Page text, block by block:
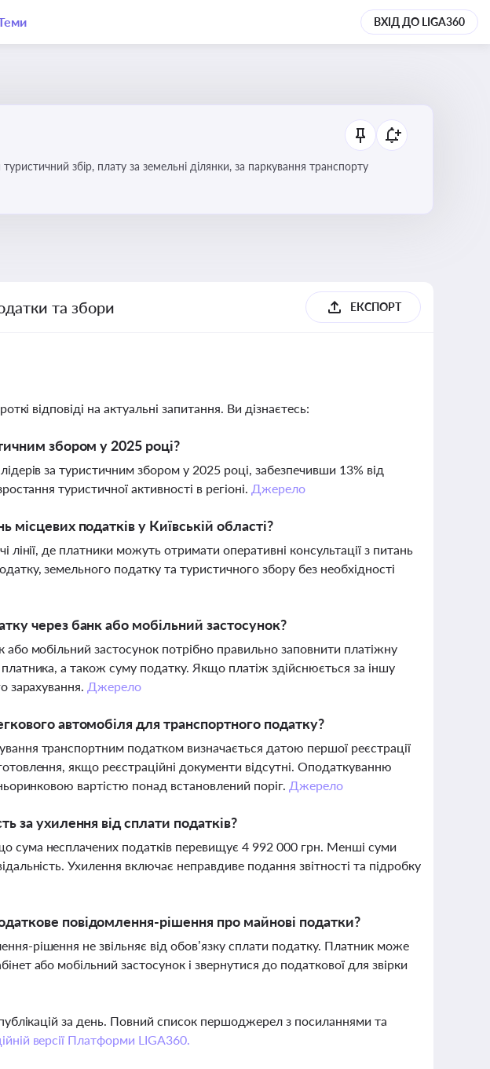
ВХІД ДО LIGA360
Тема охоплює систему місцевого оподаткування в Україні, включаючи туристичний збір, плату за земельні ділянки, за паркування транспорту
та збори ЕКСПОРТ
відповіді на актуальні запитання. Ви дізнаєтесь:
збором у 2025 році?
за туристичним збором у 2025 році, забезпечивши 13% від
туристичної активності в регіоні. Джерело
податків у Київській області?
лінії, де платники можуть отримати оперативні консультації з питань
земельного податку та туристичного збору без необхідності
через банк або мобільний застосунок?
мобільний застосунок потрібно правильно заповнити платіжну
а також суму податку. Якщо платіж здійснюється за іншу
зарахування. Джерело
автомобіля для транспортного податку?
транспортним податком визначається датою першої реєстрації
якщо реєстраційні документи відсутні. Оподаткуванню
вартістю понад встановлений поріг. Джерело
за ухилення від сплати податків?
сума несплачених податків перевищує 4 992 000 грн. Менші суми
Ухилення включає неправдиве подання звітності та підробку
повідомлення-рішення про майнові податки?
рішення не звільняє від обов’язку сплати податку. Платник може
або мобільний застосунок і звернутися до податкової для звірки
за день. Повний список першоджерел з посиланнями та
версії Платформи LIGA360.